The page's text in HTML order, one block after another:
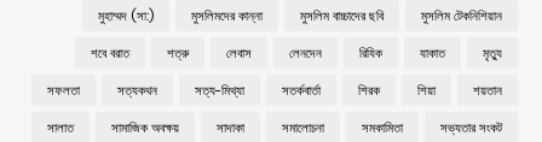
মুসলিম টেকনিশিয়ান
মুসলিম বাচ্চাদের ছবি
মুসলিমদের কান্না
মুহাম্মদ (সা:)
মৃত্যু
যাকাত
রিযিক
লেনদেন
লেবাস
শত্রু
শবে বরাত
শয়তান
শিয়া
শিরক
সতর্কবার্তা
সত্য-মিথ্যা
সত্যকথন
সফলতা
সভ্যতার সংকট
সমকামিতা
সমালোচনা
সাদাকা
সামাজিক অবক্ষয়
সালাত